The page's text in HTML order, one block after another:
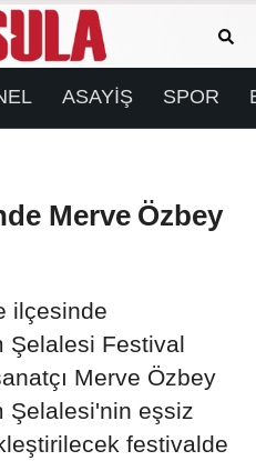
ASAYİŞ SPOR
Merve Özbey
ilçesinde
Şelalesi Festival
Merve Özbey
Şelalesi'nin eşsiz
festivalde